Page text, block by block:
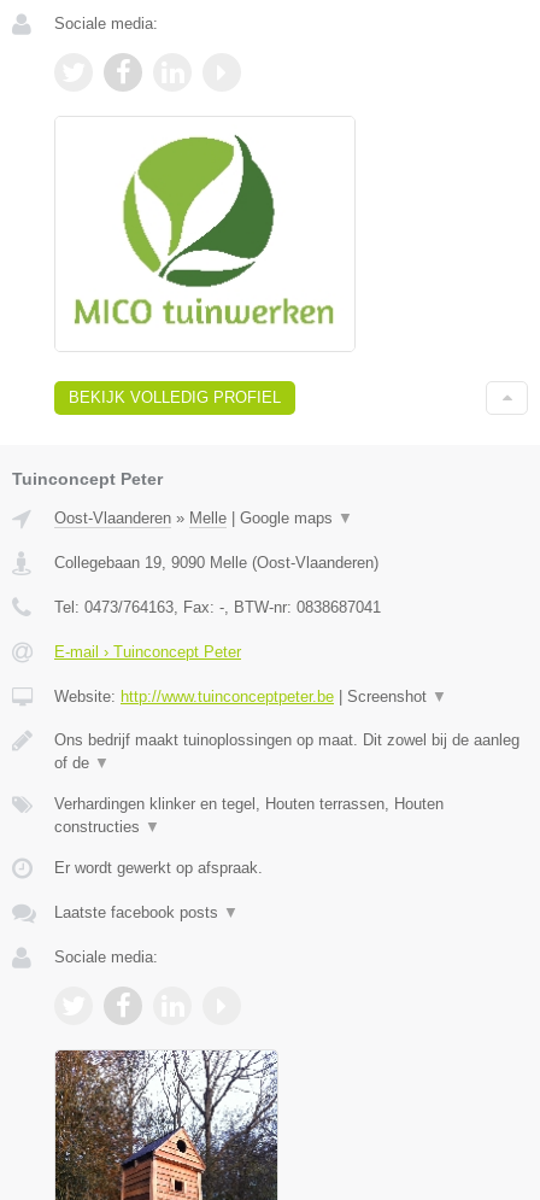
Sociale media:
BEKIJK VOLLEDIG PROFIEL
Tuinconcept Peter
Oost-Vlaanderen » Melle Google maps ▼
Collegebaan 19, 9090 Melle (Oost-Vlaanderen)
Tel: 0473/764163, Fax: -, BTW-nr: 0838687041
E-mail › Tuinconcept Peter
Website: http://www.tuinconceptpeter.be Screenshot ▼
Ons bedrijf maakt tuinoplossingen op maat. Dit zowel bij de aanleg
of de ▼
Verhardingen klinker en tegel, Houten terrassen, Houten
constructies ▼
Er wordt gewerkt op afspraak.
Laatste facebook posts ▼
Sociale media: